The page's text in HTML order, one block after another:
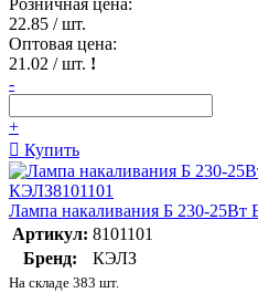
Розничная цена:
22.85 / шт.
Оптовая цена:
21.02 / шт. !
-
+
Купить
Лампа накаливания Б 230-25Вт
Артикул: 8101101
Бренд:
КЭЛЗ
На складе 383 шт.